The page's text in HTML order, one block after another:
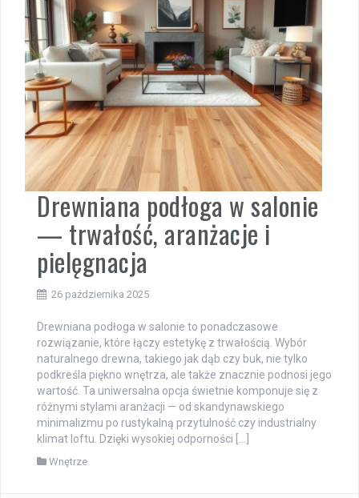
Drewniana podłoga w salonie
— trwałość, aranżacje i
pielęgnacja
26 października 2025
Drewniana podłoga w salonie to ponadczasowe
rozwiązanie, które łączy estetykę z trwałością. Wybór
naturalnego drewna, takiego jak dąb czy buk, nie tylko
podkreśla piękno wnętrza, ale także znacznie podnosi jego
wartość. Ta uniwersalna opcja świetnie komponuje się z
różnymi stylami aranżacji — od skandynawskiego
minimalizmu po rustykalną przytulność czy industrialny
klimat loftu. Dzięki wysokiej odporności […]
Wnętrze